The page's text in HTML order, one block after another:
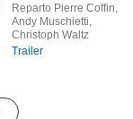
Reparto Pierre Coffin,
Andy Muschietti,
Christoph Waltz
Trailer